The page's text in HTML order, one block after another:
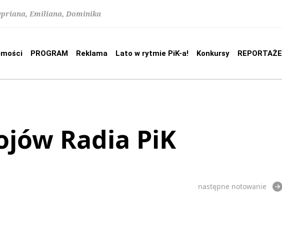
Emiliana, Dominika
PROGRAM Reklama Lato w rytmie PiK-a! Konkursy REPORTAŻE
Radia PiK
następne notowanie